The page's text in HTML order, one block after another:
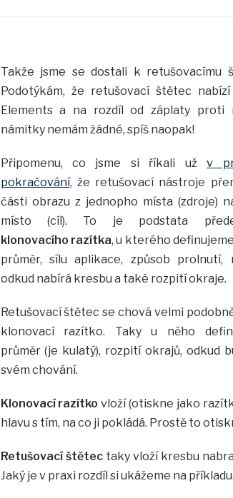
Takže jsme se dostali k retušovacímu
Podotýkám, že retušovací štětec
Elements a na rozdíl od záplaty proti
námitky nemám žádné, spíš naopak!
Připomenu, co jsme si říkali užv
pokračování, že retušovací nástroje
části obrazu z jednopho místa (zdroje)
místo (cíl). To je podstata
klonovacího razítka, u kterého
průměr, sílu aplikace, způsob prolnutí,
odkud nabírá kresbu a také rozpití okraje.
Retušovací štětec se chová velmi
klonovací razítko. Taky u něho
průměr (je kulatý), rozpití okrajů, odkud
svém chování.
Klonovací razítko vloží (otiskne jako
hlavu s tím, na co ji pokládá. Prostě to
Retušovací štětectaky vloží kresbu
Jaký je v praxi rozdíl si ukážeme na příkladu.